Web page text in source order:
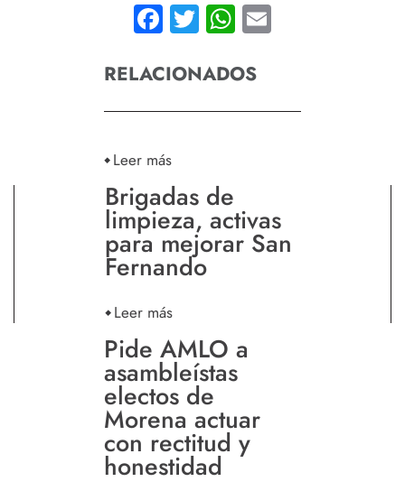
Facebook
TwitterWhatsApp
RELACIONADOS
Leer más
Brigadas de
limpieza, activas
para mejorar San
Fernando
Leer más
Pide AMLO a
asambleístas
electos de
Morena actuar
con rectitud y
honestidad